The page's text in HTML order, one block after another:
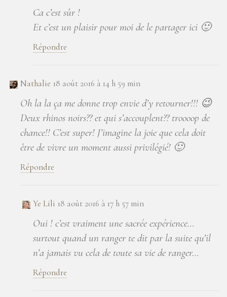
Ca c’est sûr !
Et c’est un plaisir pour moi de le partager ici 🙂
Répondre
Nathalie 18 août 2016 à 14 h 59 min
Oh la la ça me donne trop envie d’y retourner!!! 😉
Deux rhinos noirs?? et qui s’accouplent?? troooop de
chance!! C’est super! J’imagine la joie que cela doit
être de vivre un moment aussi privilégié! 🙂
Répondre
Ye Lili 18 août 2016 à 17 h 57 min
Oui ! c’est vraiment une sacrée expérience…
surtout quand un ranger te dit par la suite qu’il
n’a jamais vu cela de toute sa vie de ranger…
Répondre